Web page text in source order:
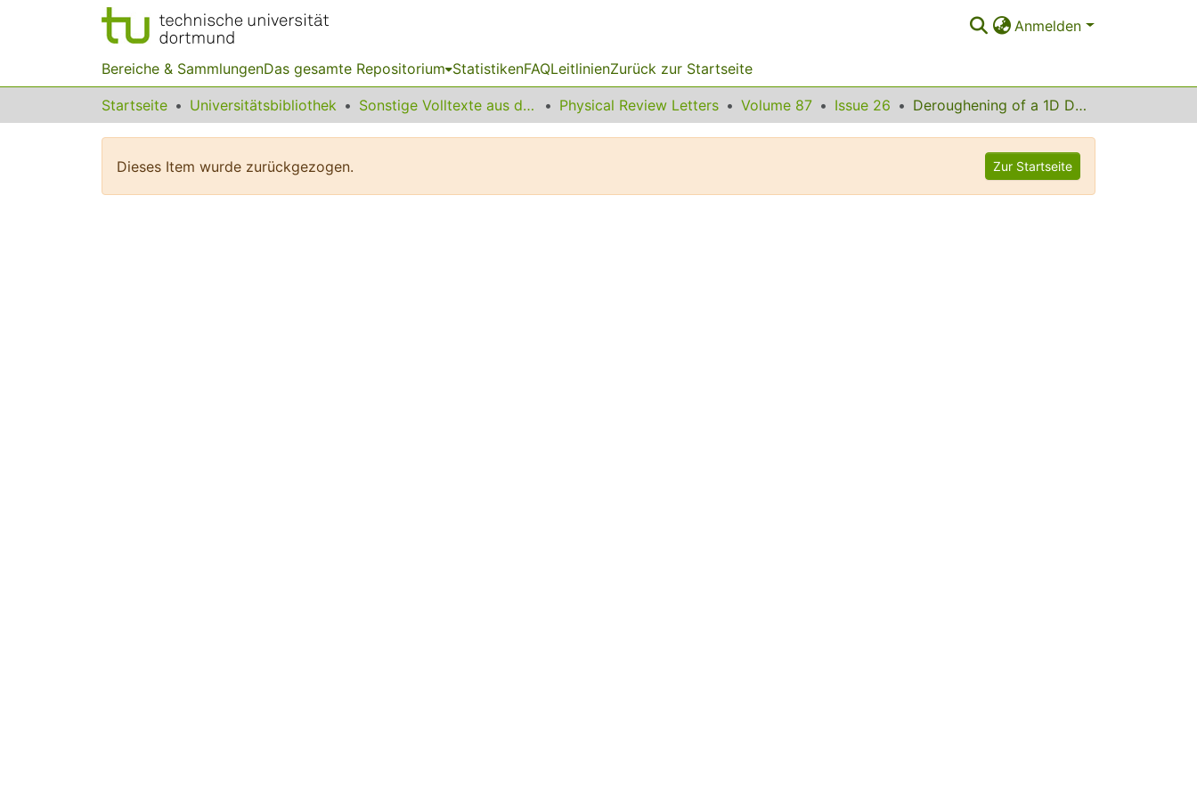
Anmelden
Bereiche & SammlungenDas gesamte Repositorium StatistikenFAQLeitlinienZurück zur Startseite
Startseite Universitätsbibliothek Sonstige Volltexte aus dem Bibliotheksangebot Physical Review Letters Volume 87 Issue 26 Deroughening of a 1D Domain Wall in an Ultrathin Magnetic Film by a Correlated Defect
Dieses Item wurde zurückgezogen. Zur Startseite